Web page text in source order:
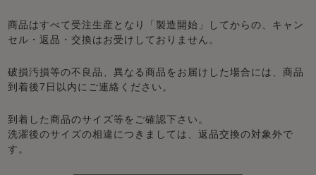
商品はすべて受注生産となり「製造開始」してからの、キャン
セル・返品・交換はお受けしておりません。
破損汚損等の不良品、異なる商品をお届けした場合には、商品
到着後7日以内にご連絡ください。
到着した商品のサイズ等をご確認下さい。
洗濯後のサイズの相違につきましては、返品交換の対象外で
す。